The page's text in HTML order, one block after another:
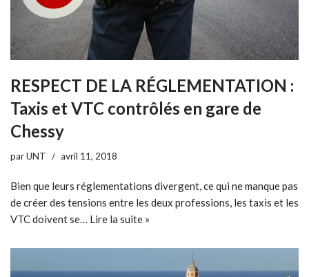
RESPECT DE LA RÉGLEMENTATION :
Taxis et VTC contrôlés en gare de
Chessy
parUNT avril 11, 2018
Bien que leurs réglementations divergent, ce qui ne manque pas
de créer des tensions entre les deux professions, les taxis et les
VTC doivent se… Lire la suite »